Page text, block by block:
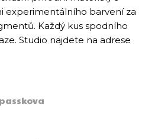
experimentálního barvení za
Každý kus spodního
Studio najdete na adrese